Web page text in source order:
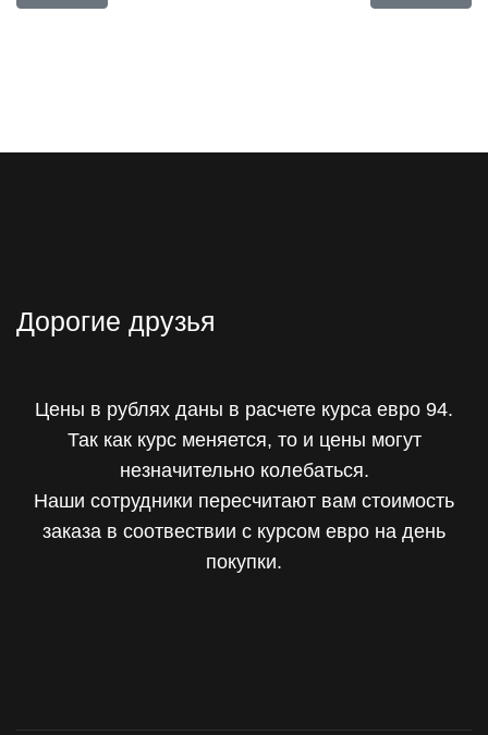
Дорогие друзья
Цены в рублях даны в расчете курса евро 94.
Так как курс меняется, то и цены могут
незначительно колебаться.
Наши сотрудники пересчитают вам стоимость
заказа в соотвествии с курсом евро на день
покупки.